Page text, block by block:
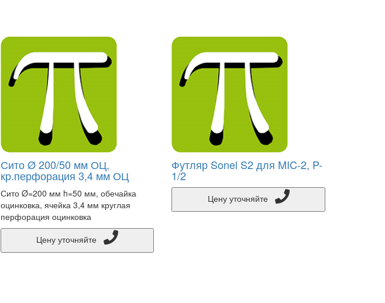
Сито Ø 200/50 мм ОЦ,
кр.перфорация 3,4 мм ОЦ
Сито Ø=200 мм h=50 мм, обечайка
оцинковка, ячейка 3,4 мм круглая
перфорация оцинковка
Цену уточняйте
Футляр Sonel S2 для MIC-2, P-
1/2